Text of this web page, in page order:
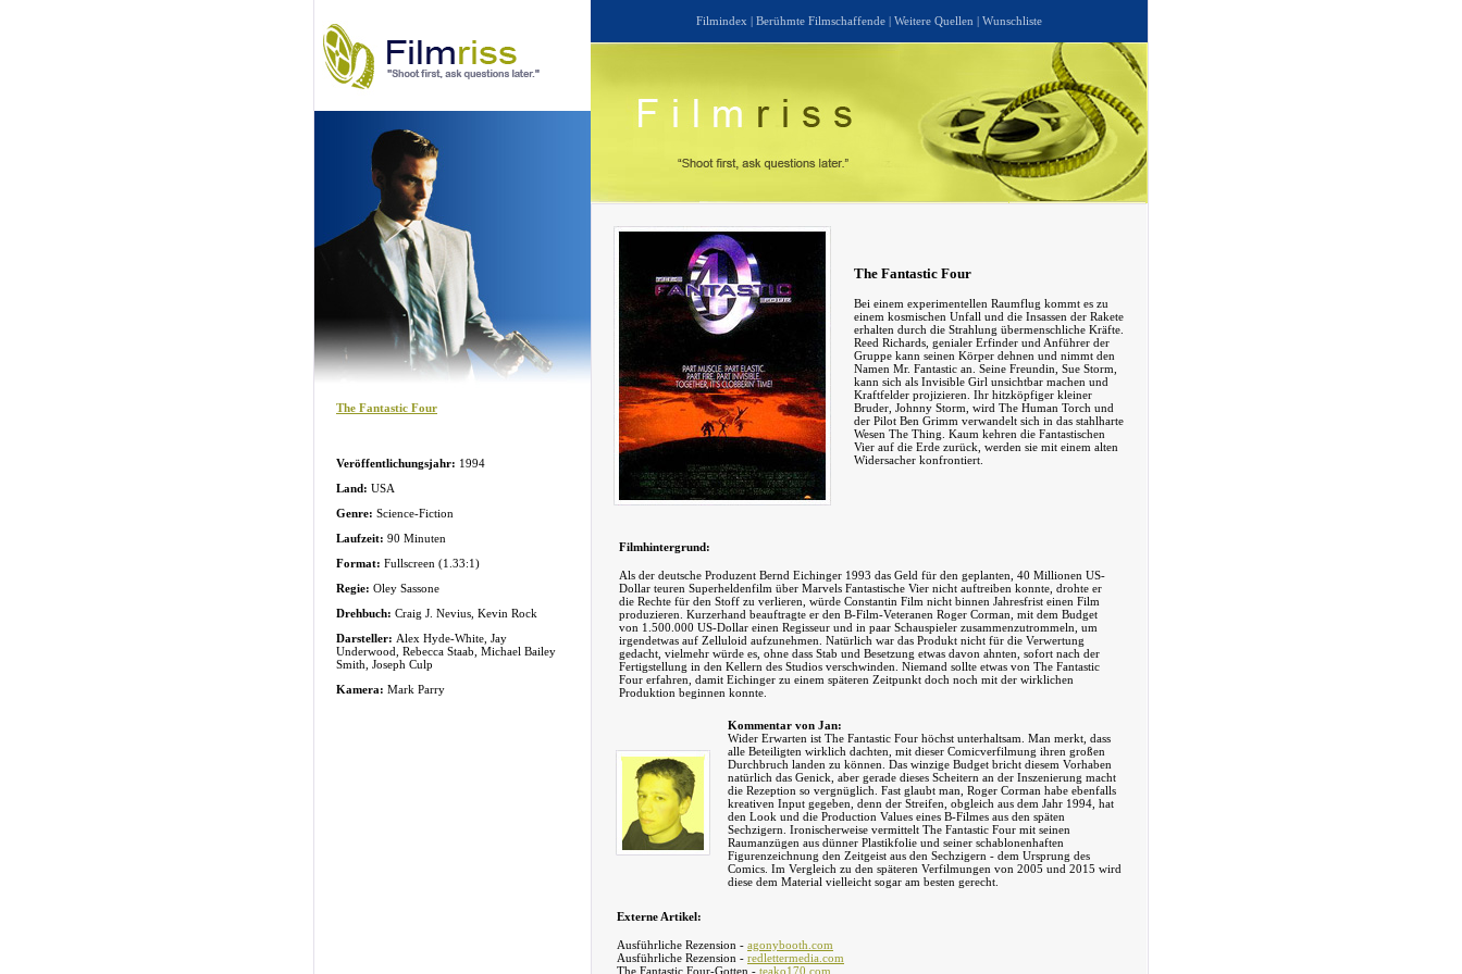
Filmindex | Berühmte Filmschaffende| Weitere Quellen | Wunschliste
The Fantastic Four
Bei einem experimentellen Raumflug kommt es zu
einem kosmischen Unfall und die Insassen der Rakete
erhalten durch die Strahlung übermenschliche Kräfte.
Reed Richards, genialer Erfinder und Anführer der
Gruppe kann seinen Körper dehnen und nimmt den
Namen Mr. Fantastic an. Seine Freundin, Sue Storm,
kann sich als Invisible Girl unsichtbar machen und
Kraftfelder projizieren. Ihr hitzköpfiger kleiner
Bruder, Johnny Storm, wird The Human Torch und
der Pilot Ben Grimm verwandelt sich in das stahlharte
Wesen The Thing. Kaum kehren die Fantastischen
Vier auf die Erde zurück, werden sie mit einem alten
Widersacher konfrontiert.
Filmhintergrund:
Als der deutsche Produzent Bernd Eichinger 1993 das Geld für den geplanten, 40 Millionen US-
Dollar teuren Superheldenfilm über Marvels Fantastische Vier nicht auftreiben konnte, drohte er
die Rechte für den Stoff zu verlieren, würde Constantin Film nicht binnen Jahresfrist einen Film
produzieren. Kurzerhand beauftragte er den B-Film-Veteranen Roger Corman, mit dem Budget
von 1.500.000 US-Dollar einen Regisseur und in paar Schauspieler zusammenzutrommeln, um
irgendetwas auf Zelluloid aufzunehmen. Natürlich war das Produkt nicht für die Verwertung
gedacht, vielmehr würde es, ohne dass Stab und Besetzung etwas davon ahnten, sofort nach der
Fertigstellung in den Kellern des Studios verschwinden. Niemand sollte etwas von The Fantastic
Four erfahren, damit Eichinger zu einem späteren Zeitpunkt doch noch mit der wirklichen
Produktion beginnen konnte.
Kommentar von Jan:
Wider Erwarten ist The Fantastic Four höchst unterhaltsam. Man merkt, dass
alle Beteiligten wirklich dachten, mit dieser Comicverfilmung ihren großen
Durchbruch landen zu können. Das winzige Budget bricht diesem Vorhaben
natürlich das Genick, aber gerade dieses Scheitern an der Inszenierung macht
die Rezeption so vergnüglich. Fast glaubt man, Roger Corman habe ebenfalls
kreativen Input gegeben, denn der Streifen, obgleich aus dem Jahr 1994, hat
den Look und die Production Values eines B-Filmes aus den späten
Sechzigern. Ironischerweise vermittelt The Fantastic Four mit seinen
Raumanzügen aus dünner Plastikfolie und seiner schablonenhaften
Figurenzeichnung den Zeitgeist aus den Sechzigern - dem Ursprung des
Comics. Im Vergleich zu den späteren Verfilmungen von 2005 und 2015 wird
diese dem Material vielleicht sogar am besten gerecht.
Externe Artikel:
Ausführliche Rezension - agonybooth.com
Ausführliche Rezension - redlettermedia.com
The Fantastic Four-Gotten - teako170.com
The Fantastic Four
Veröffentlichungsjahr: 1994
Land: USA
Genre: Science-Fiction
Laufzeit: 90 Minuten
Format: Fullscreen (1.33:1)
Regie: Oley Sassone
Drehbuch: Craig J. Nevius, Kevin Rock
Darsteller: Alex Hyde-White, Jay
Underwood, Rebecca Staab, Michael Bailey
Smith, Joseph Culp
Kamera: Mark Parry